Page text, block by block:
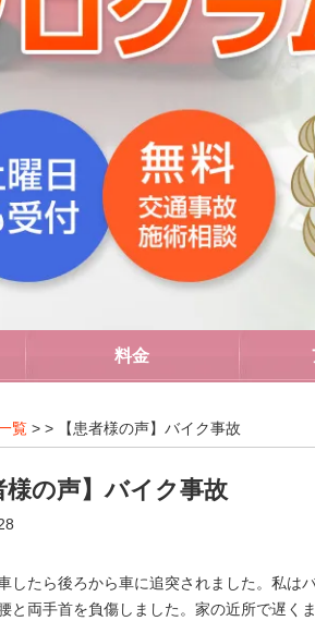
料金
覧 > > 【患者様の声】バイク事故
様の声】バイク事故
したら後ろから車に追突されました。私は
と両手首を負傷しました。家の近所で遅く